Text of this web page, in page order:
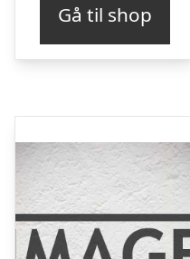
Gå til shop